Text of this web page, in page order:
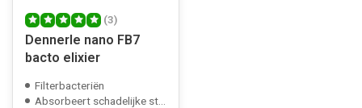
(3)
Dennerle nano FB7
bacto elixier
Filterbacteriën
Absorbeert schadelijke stoffen